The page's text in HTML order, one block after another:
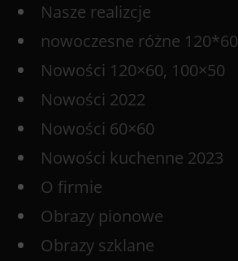
Nasze realizcje
nowoczesne różne 120*60
Nowości 120×60, 100×50
Nowości 2022
Nowości 60×60
Nowości kuchenne 2023
O firmie
Obrazy pionowe
Obrazy szklane